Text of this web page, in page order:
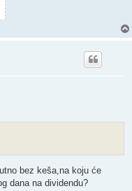
bez keša,na koju će
dana na dividendu?